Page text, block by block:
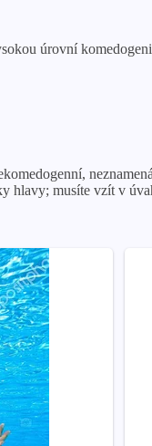
úrovní
hlavy; musíte vzít v